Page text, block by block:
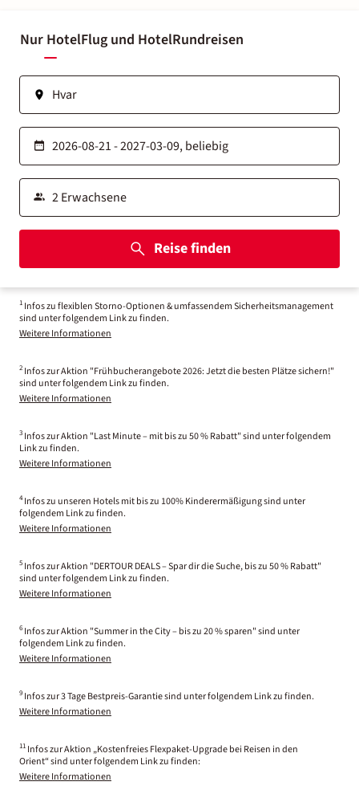
Nur HotelFlug und HotelRundreisen
Reise finden
1 Infos zu flexiblen Storno-Optionen & umfassendem Sicherheitsmanagement
sind unter folgendem Link zu finden.
Weitere Informationen
2 Infos zur Aktion "Frühbucherangebote 2026: Jetzt die besten Plätze sichern!"
sind unter folgendem Link zu finden.
Weitere Informationen
3 Infos zur Aktion "Last Minute – mit bis zu 50 % Rabatt" sind unter folgendem
Link zu finden.
Weitere Informationen
4 Infos zu unseren Hotels mit bis zu 100% Kinderermäßigung sind unter
folgendem Link zu finden.
Weitere Informationen
5 Infos zur Aktion "DERTOUR DEALS – Spar dir die Suche, bis zu 50 % Rabatt"
sind unter folgendem Link zu finden.
Weitere Informationen
6 Infos zur Aktion "Summer in the City – bis zu 20 % sparen" sind unter
folgendem Link zu finden.
Weitere Informationen
9 Infos zur 3 Tage Bestpreis-Garantie sind unter folgendem Link zu finden.
Weitere Informationen
11 Infos zur Aktion „Kostenfreies Flexpaket-Upgrade bei Reisen in den
Orient“ sind unter folgendem Link zu finden:
Weitere Informationen